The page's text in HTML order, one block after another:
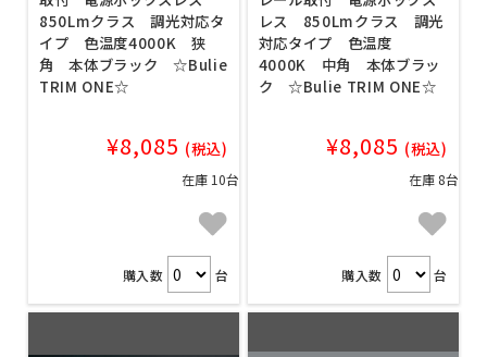
850Lmクラス 調光対応タ
イプ 色温度4000K 狭
角 本体ブラック ☆Bulie
TRIM ONE☆
¥8,085 (税込)
在庫 10台
購入数 台
レス 850Lmクラス 調光
対応タイプ 色温度
4000K 中角 本体ブラッ
ク ☆Bulie TRIM ONE☆
¥8,085 (税込)
在庫 8台
購入数 台